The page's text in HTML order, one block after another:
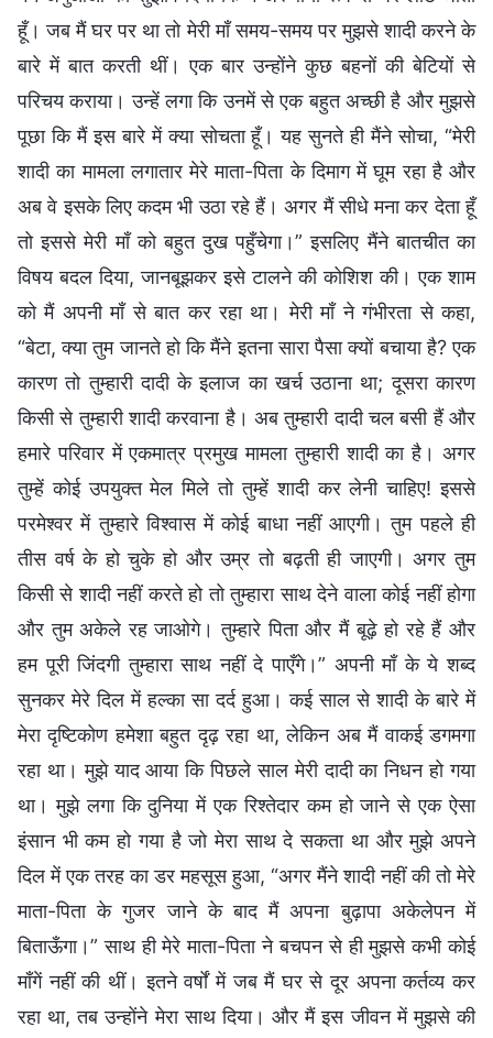
हूँ। जब मैं घर पर था तो मेरी माँ समय-समय पर मुझसे शादी करने के
बारे में बात करती थीं। एक बार उन्होंने कुछ बहनों की बेटियों से
परिचय कराया। उन्हें लगा कि उनमें से एक बहुत अच्छी है और मुझसे
पूछा कि मैं इस बारे में क्या सोचता हूँ। यह सुनते ही मैंने सोचा, “मेरी
शादी का मामला लगातार मेरे माता-पिता के दिमाग में घूम रहा है और
अब वे इसके लिए कदम भी उठा रहे हैं। अगर मैं सीधे मना कर देता हूँ
तो इससे मेरी माँ को बहुत दुख पहुँचेगा।” इसलिए मैंने बातचीत का
विषय बदल दिया, जानबूझकर इसे टालने की कोशिश की। एक शाम
को मैं अपनी माँ से बात कर रहा था। मेरी माँ ने गंभीरता से कहा,
“बेटा, क्या तुम जानते हो कि मैंने इतना सारा पैसा क्यों बचाया है? एक
कारण तो तुम्हारी दादी के इलाज का खर्च उठाना था; दूसरा कारण
किसी से तुम्हारी शादी करवाना है। अब तुम्हारी दादी चल बसी हैं और
हमारे परिवार में एकमात्र प्रमुख मामला तुम्हारी शादी का है। अगर
तुम्हें कोई उपयुक्त मेल मिले तो तुम्हें शादी कर लेनी चाहिए! इससे
परमेश्वर में तुम्हारे विश्वास में कोई बाधा नहीं आएगी। तुम पहले ही
तीस वर्ष के हो चुके हो और उम्र तो बढ़ती ही जाएगी। अगर तुम
किसी से शादी नहीं करते हो तो तुम्हारा साथ देने वाला कोई नहीं होगा
और तुम अकेले रह जाओगे। तुम्हारे पिता और मैं बूढ़े हो रहे हैं और
हम पूरी जिंदगी तुम्हारा साथ नहीं दे पाएँगे।” अपनी माँ के ये शब्द
सुनकर मेरे दिल में हल्का सा दर्द हुआ। कई साल से शादी के बारे में
मेरा दृष्टिकोण हमेशा बहुत दृढ़ रहा था, लेकिन अब मैं वाकई डगमगा
रहा था। मुझे याद आया कि पिछले साल मेरी दादी का निधन हो गया
था। मुझे लगा कि दुनिया में एक रिश्तेदार कम हो जाने से एक ऐसा
इंसान भी कम हो गया है जो मेरा साथ दे सकता था और मुझे अपने
दिल में एक तरह का डर महसूस हुआ, “अगर मैंने शादी नहीं की तो मेरे
माता-पिता के गुजर जाने के बाद मैं अपना बुढ़ापा अकेलेपन में
बिताऊँगा।” साथ ही मेरे माता-पिता ने बचपन से ही मुझसे कभी कोई
माँगें नहीं की थीं। इतने वर्षों में जब मैं घर से दूर अपना कर्तव्य कर
रहा था, तब उन्होंने मेरा साथ दिया। और मैं इस जीवन में मुझसे की